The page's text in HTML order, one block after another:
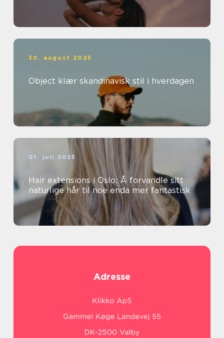
30. august 2025
Object klær skandinavisk stil i hverdagen
01. juli 2025
Hair extensions i Oslo: Å forvandle sitt
naturlige hår til noe enda mer fantastisk
Adresse